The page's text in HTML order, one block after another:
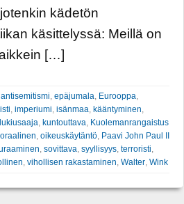
kädetön
käsittelyssä: Meillä on
[…]
antisemitismi epäjumala Eurooppa
imperiumi isänmaa kääntyminen
kuntouttava Kuolemanrangaistus
oikeuskäytäntö Paavi John Paul II
sovittava syyllisyys terroristi
vihollisen rakastaminen Walter Wink